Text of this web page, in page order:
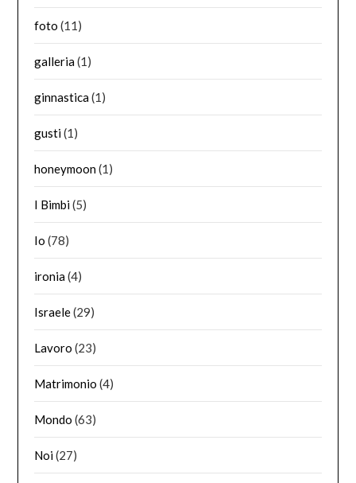
foto (11)
galleria(1)
ginnastica(1)
gusti(1)
honeymoon(1)
I Bimbi(5)
Io (78)
ironia(4)
Israele(29)
Lavoro (23)
Matrimonio (4)
Mondo (63)
Noi(27)